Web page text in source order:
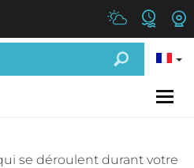
se déroulent durant votre